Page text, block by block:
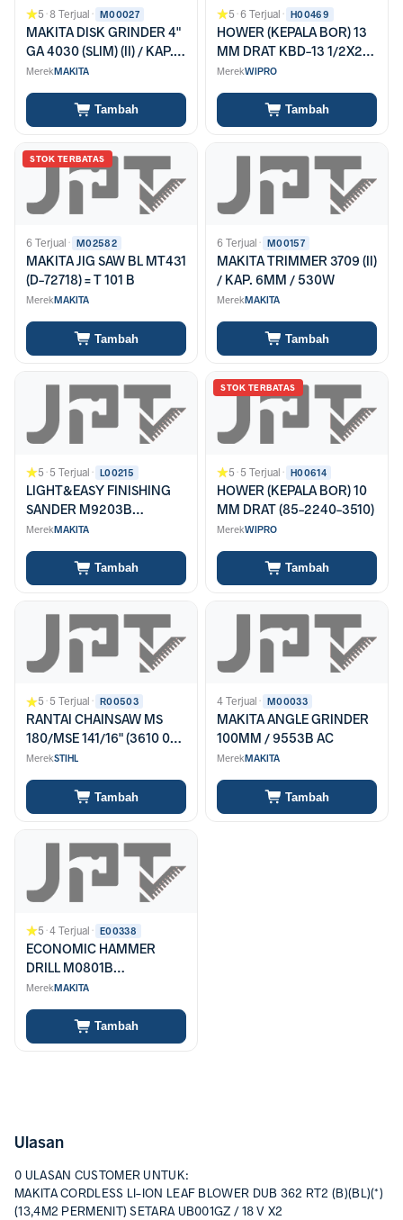
5·8 Terjual· M00027
MAKITA DISK GRINDER 4"
GA 4030 (SLIM) (II) / KAP.
100MM / 720W
MerekMAKITA
Tambah
5·6 Terjual· H00469
HOWER (KEPALA BOR) 13
MM DRAT KBD-13 1/2X20
UNF (85-2245-3513)
MerekWIPRO
Tambah
STOK TERBATAS
6 Terjual· M02582
MAKITA JIG SAW BL MT431
(D-72718) = T 101 B
MerekMAKITA
Tambah
6 Terjual· M00157
MAKITA TRIMMER 3709 (II)
/ KAP. 6MM / 530W
MerekMAKITA
Tambah
5·5 Terjual· L00215
LIGHT&EASY FINISHING
SANDER M9203B
(PENGGANTI MT-923)
MerekMAKITA
Tambah
STOK TERBATAS
5·5 Terjual· H00614
HOWER (KEPALA BOR) 10
MM DRAT (85-2240-3510)
MerekWIPRO
Tambah
5·5 Terjual· R00503
RANTAI CHAINSAW MS
180/MSE 141/16" (3610 000
0055)
MerekSTIHL
Tambah
4 Terjual· M00033
MAKITA ANGLE GRINDER
100MM / 9553B AC
MerekMAKITA
Tambah
5·4 Terjual· E00338
ECONOMIC HAMMER
DRILL M0801B
(PENGGANTI MT-80)
MSERIES
MerekMAKITA
Tambah
Ulasan
0 ULASAN CUSTOMER UNTUK:
MAKITA CORDLESS LI-ION LEAF BLOWER DUB 362 RT2 (B)(BL)(*)
(13,4M2 PERMENIT) SETARA UB001GZ / 18 V X2